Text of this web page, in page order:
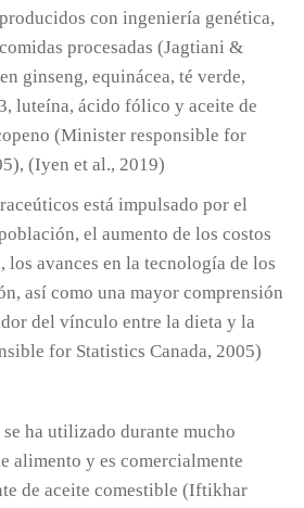
con ingeniería genética,
procesadas (Jagtiani &
ginseng, equinácea, té verde,
luteína, ácido fólico y aceite de
(Minister responsible for
(Iyen et al., 2019)
está impulsado por el
el aumento de los costos
los avances en la tecnología de los
así como una mayor comprensión
del vínculo entre la dieta y la
for Statistics Canada, 2005)
ha utilizado durante mucho
alimento y es comercialmente
de aceite comestible (Iftikhar